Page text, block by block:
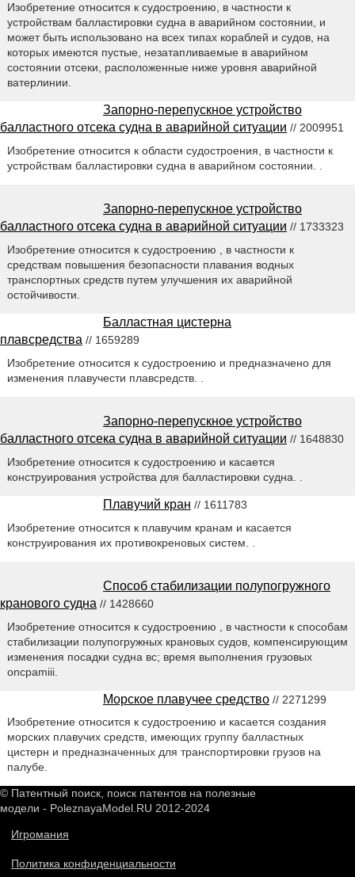
Изобретение относится к судостроению, в частности к
устройствам балластировки судна в аварийном состоянии, и
может быть использовано на всех типах кораблей и судов, на
которых имеются пустые, незатапливаемые в аварийном
состоянии отсеки, расположенные ниже уровня аварийной
ватерлинии.
Запорно-перепускное устройство
балластного отсека судна в аварийной ситуации // 2009951
Изобретение относится к области судостроения, в частности к
устройствам балластировки судна в аварийном состоянии. .
Запорно-перепускное устройство
балластного отсека судна в аварийной ситуации // 1733323
Изобретение относится к судостроению , в частности к
средствам повышения безопасности плавания водных
транспортных средств путем улучшения их аварийной
остойчивости.
Балластная цистерна
плавсредства // 1659289
Изобретение относится к судостроению и предназначено для
изменения плавучести плавсредств. .
Запорно-перепускное устройство
балластного отсека судна в аварийной ситуации // 1648830
Изобретение относится к судостроению и касается
конструирования устройства для балластировки судна. .
Плавучий кран // 1611783
Изобретение относится к плавучим кранам и касается
конструирования их противокреновых систем. .
Способ стабилизации полупогружного
кранового судна // 1428660
Изобретение относится к судостроению , в частности к способам
стабилизации полупогружных крановых судов, компенсирующим
изменения посадки судна вс; время выполнения грузовых
oncpamiii.
Морское плавучее средство // 2271299
Изобретение относится к судостроению и касается создания
морских плавучих средств, имеющих группу балластных
цистерн и предназначенных для транспортировки грузов на
палубе.
© Патентный поиск, поиск патентов на полезные
модели - PoleznayaModel.RU 2012-2024
Игромания
Политика конфиденциальности